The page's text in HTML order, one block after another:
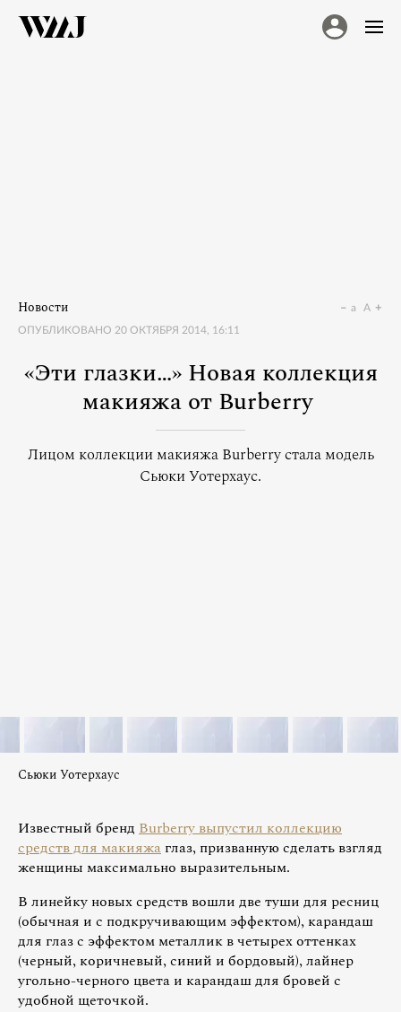
Новости
ОПУБЛИКОВАНО 20 ОКТЯБРЯ 2014, 16:11
a A
«Эти глазки…» Новая коллекция
макияжа от Burberry
Лицом коллекции макияжа Burberry стала модель
Сьюки Уотерхаус.
Сьюки Уотерхаус
Известный бренд Burberry выпустил коллекцию
средств для макияжа глаз, призванную сделать взгляд
женщины максимально выразительным.
В линейку новых средств вошли две туши для ресниц
(обычная и с подкручивающим эффектом), карандаш
для глаз с эффектом металлик в четырех оттенках
(черный, коричневый, синий и бордовый), лайнер
угольно-черного цвета и карандаш для бровей с
удобной щеточкой.